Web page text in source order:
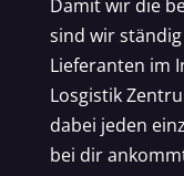
Damit wir die
sind wir
Lieferanten im
Losgistik
dabei jeden
bei dir